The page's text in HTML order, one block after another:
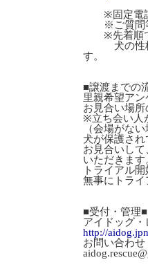
※固定電話
※ご質問等
※先着順で
犬の性格・
す。
■譲渡までの
里親希望ア
お見合い場所
※立ち会い人
（会場がな
犬が保護さ
お見合いし
いただきます
トライアル
無事にトラ
■受付・管理■
アイドッグ
http://
お問い合わせ